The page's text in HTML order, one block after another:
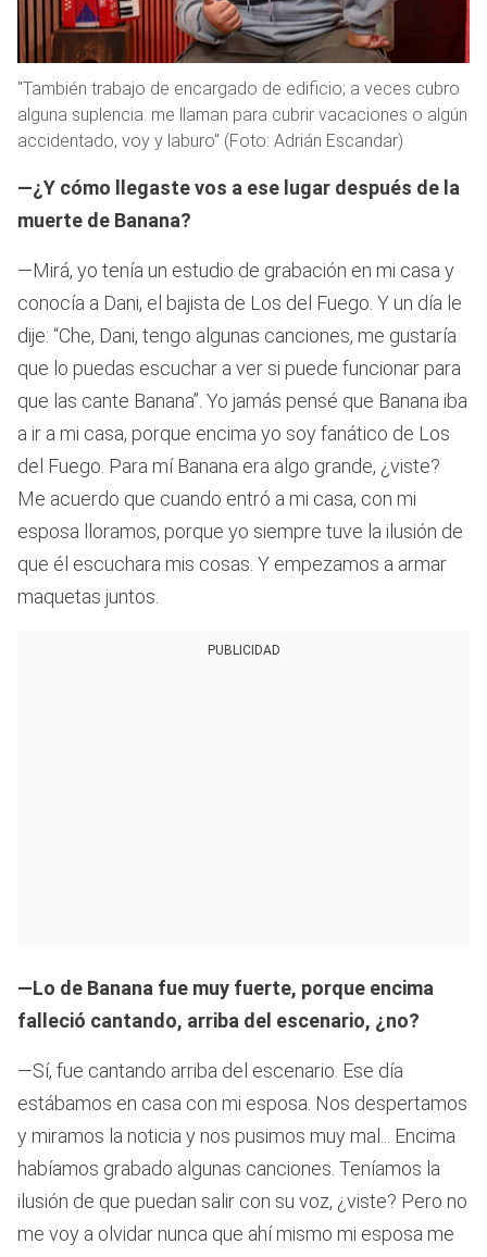
"También trabajo de encargado de edificio; a veces cubro
alguna suplencia. me llaman para cubrir vacaciones o algún
accidentado, voy y laburo" (Foto: Adrián Escandar)
—¿Y cómo llegaste vos a ese lugar después de la
muerte de Banana?
—Mirá, yo tenía un estudio de grabación en mi casa y
conocía a Dani, el bajista de Los del Fuego. Y un día le
dije: “Che, Dani, tengo algunas canciones, me gustaría
que lo puedas escuchar a ver si puede funcionar para
que las cante Banana”. Yo jamás pensé que Banana iba
a ir a mi casa, porque encima yo soy fanático de Los
del Fuego. Para mí Banana era algo grande, ¿viste?
Me acuerdo que cuando entró a mi casa, con mi
esposa lloramos, porque yo siempre tuve la ilusión de
que él escuchara mis cosas. Y empezamos a armar
maquetas juntos.
PUBLICIDAD
—Lo de Banana fue muy fuerte, porque encima
falleció cantando, arriba del escenario, ¿no?
—Sí, fue cantando arriba del escenario. Ese día
estábamos en casa con mi esposa. Nos despertamos
y miramos la noticia y nos pusimos muy mal... Encima
habíamos grabado algunas canciones. Teníamos la
ilusión de que puedan salir con su voz, ¿viste? Pero no
me voy a olvidar nunca que ahí mismo mi esposa me